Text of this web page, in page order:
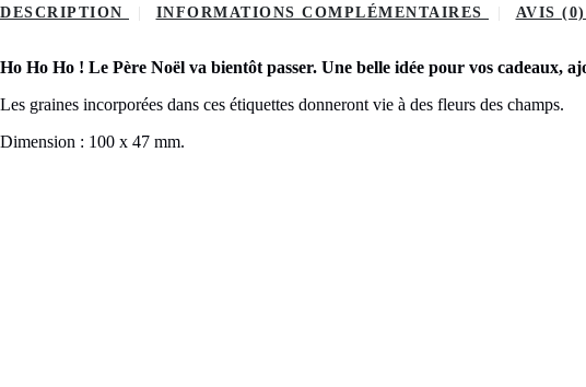
DESCRIPTION INFORMATIONS COMPLÉMENTAIRES AVIS (0)
Ho Ho Ho ! Le Père Noël va bientôt passer. Une belle idée pour vos cadeaux,
Les graines incorporées dans ces étiquettes donneront vie à des fleurs des champs.
Dimension : 100 x 47 mm.